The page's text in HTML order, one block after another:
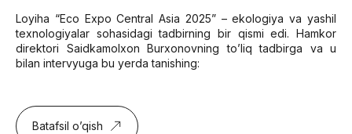
Loyiha “Eco Expo Central Asia 2025” – ekologiya va yashil
texnologiyalar sohasidagi tadbirning bir qismi edi. Hamkor
direktori Saidkamolxon Burxonovning to’liq tadbirga va u
bilan intervyuga bu yerda tanishing:
Batafsil o’qish